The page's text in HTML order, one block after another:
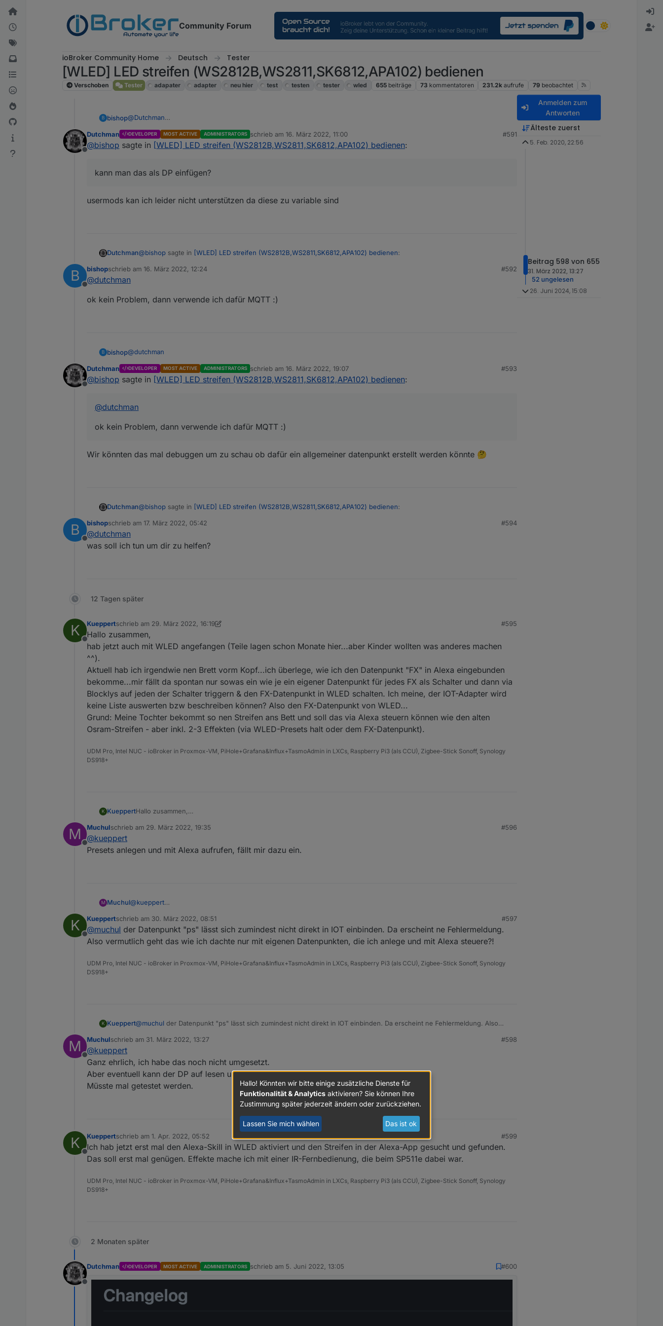
Weiter zum Inhalt
Community Forum
ioBroker Community Home Deutsch Tester
[WLED] LED streifen (WS2812B,WS2811,SK6812,APA102) bedienen
Verschoben Tester adapater adapter neu hier test testen tester wled 655 beiträge 73 kommentatoren 231.2k aufrufe 79 beobachtet
B bishop@Dutchman
läuft soweit, bekomme aber den state nur über MQTT rein nicht über den WLed Adapter da bekomme ich nur eine "Warn"
Meldung
wled.0
Danke und Grüße
Offline
Dutchman DEVELOPER MOST ACTIVE ADMINISTRATORS schrieb am 16. März 2022, 11:00
zuletzt editiert von
#591
@bishop sagte in [WLED] LED streifen (WS2812B,WS2811,SK6812,APA102) bedienen:
kann man das als DP einfügen?
usermods kan ich leider nicht unterstützen da diese zu variable sind
Dutchman@bishop sagte in [WLED] LED streifen (WS2812B,WS2811,SK6812,APA102) bedienen:
usermods kan ich leider nicht unterstützen da diese zu variable sind
B
Offline
bishopschrieb am 16. März 2022, 12:24
zuletzt editiert von
#592
@dutchman
ok kein Problem, dann verwende ich dafür MQTT :)
B bishop@dutchman
ok kein Problem, dann verwende ich dafür MQTT :)
Offline
Dutchman DEVELOPER MOST ACTIVE ADMINISTRATORS schrieb am 16. März 2022, 19:07
zuletzt editiert von
#593
@bishop sagte in [WLED] LED streifen (WS2812B,WS2811,SK6812,APA102) bedienen:
@dutchman
ok kein Problem, dann verwende ich dafür MQTT :)
Wir könnten das mal debuggen um zu schau ob dafür ein allgemeiner datenpunkt erstellt werden könnte 🤔
Dutchman@bishop sagte in [WLED] LED streifen (WS2812B,WS2811,SK6812,APA102) bedienen:
ok kein Problem, dann verwende ich dafür MQTT :)
Wir könnten das mal debuggen um zu schau ob dafür ein allgemeiner datenpunkt erstellt werden könnte 🤔
B
Offline
bishopschrieb am 17. März 2022, 05:42
zuletzt editiert von
#594
@dutchman
was soll ich tun um dir zu helfen?
12 Tagen später
K
Offline
Kueppertschrieb am 29. März 2022, 16:19
zuletzt editiert von Kueppert
#595
Hallo zusammen,
hab jetzt auch mit WLED angefangen (Teile lagen schon Monate hier...aber Kinder wollten was anderes machen
^^).
Aktuell hab ich irgendwie nen Brett vorm Kopf...ich überlege, wie ich den Datenpunkt "FX" in Alexa eingebunden
bekomme...mir fällt da spontan nur sowas ein wie je ein eigener Datenpunkt für jedes FX als Schalter und dann via
Blocklys auf jeden der Schalter triggern & den FX-Datenpunkt in WLED schalten. Ich meine, der IOT-Adapter wird
keine Liste auswerten bzw beschreiben können? Also den FX-Datenpunkt von WLED...
Grund: Meine Tochter bekommt so nen Streifen ans Bett und soll das via Alexa steuern können wie den alten
Osram-Streifen - aber inkl. 2-3 Effekten (via WLED-Presets halt oder dem FX-Datenpunkt).
UDM Pro, Intel NUC - ioBroker in Proxmox-VM, PiHole+Grafana&Influx+TasmoAdmin in LXCs, Raspberry Pi3 (als CCU), Zigbee-Stick Sonoff, Synology
DS918+
K KueppertHallo zusammen,
Aktuell hab ich irgendwie nen Brett vorm Kopf...ich überlege, wie ich den Datenpunkt "FX" in Alexa eingebunden
Blocklys auf jeden der Schalter triggern & den FX-Datenpunkt in WLED schalten. Ich meine, der IOT-Adapter wird keine
M
Offline
Muchulschrieb am 29. März 2022, 19:35
zuletzt editiert von
#596
@kueppert
Presets anlegen und mit Alexa aufrufen, fällt mir dazu ein.
M Muchul@kueppert
K
Offline
Kueppertschrieb am 30. März 2022, 08:51
zuletzt editiert von
#597
@muchul der Datenpunkt "ps" lässt sich zumindest nicht direkt in IOT einbinden. Da erscheint ne Fehlermeldung.
Also vermutlich geht das wie ich dachte nur mit eigenen Datenpunkten, die ich anlege und mit Alexa steuere?!
UDM Pro, Intel NUC - ioBroker in Proxmox-VM, PiHole+Grafana&Influx+TasmoAdmin in LXCs, Raspberry Pi3 (als CCU), Zigbee-Stick Sonoff, Synology
DS918+
K Kueppert@muchul der Datenpunkt "ps" lässt sich zumindest nicht direkt in IOT einbinden. Da erscheint ne Fehlermeldung. Also
M
Offline
Muchulschrieb am 31. März 2022, 13:27
zuletzt editiert von
#598
@kueppert
Ganz ehrlich, ich habe das noch nicht umgesetzt.
Aber eventuell kann der DP auf lesen und Schreiben gesetzt werden?
Müsste mal getestet werden.
K
Offline
Kueppertschrieb am 1. Apr. 2022, 05:52
zuletzt editiert von
#599
Ich hab jetzt erst mal den Alexa-Skill in WLED aktiviert und den Streifen in der Alexa-App gesucht und gefunden.
Das soll erst mal genügen. Effekte mache ich mit einer IR-Fernbedienung, die beim SP511e dabei war.
UDM Pro, Intel NUC - ioBroker in Proxmox-VM, PiHole+Grafana&Influx+TasmoAdmin in LXCs, Raspberry Pi3 (als CCU), Zigbee-Stick Sonoff, Synology
DS918+
2 Monaten später
Offline
Dutchman DEVELOPER MOST ACTIVE ADMINISTRATORS schrieb am 5. Juni 2022, 13:05
zuletzt editiert von
#600
Anmelden zum
Antworten
Älteste zuerst
5. Feb. 2020, 22:56
Beitrag 598 von 655
31. März 2022, 13:27
52 ungelesen
26. Juni 2024, 15:08
Hallo! Könnten wir bitte einige zusätzliche Dienste für
Funktionalität & Analytics aktivieren? Sie können Ihre
Zustimmung später jederzeit ändern oder zurückziehen.
Lassen Sie mich wählen Das ist ok